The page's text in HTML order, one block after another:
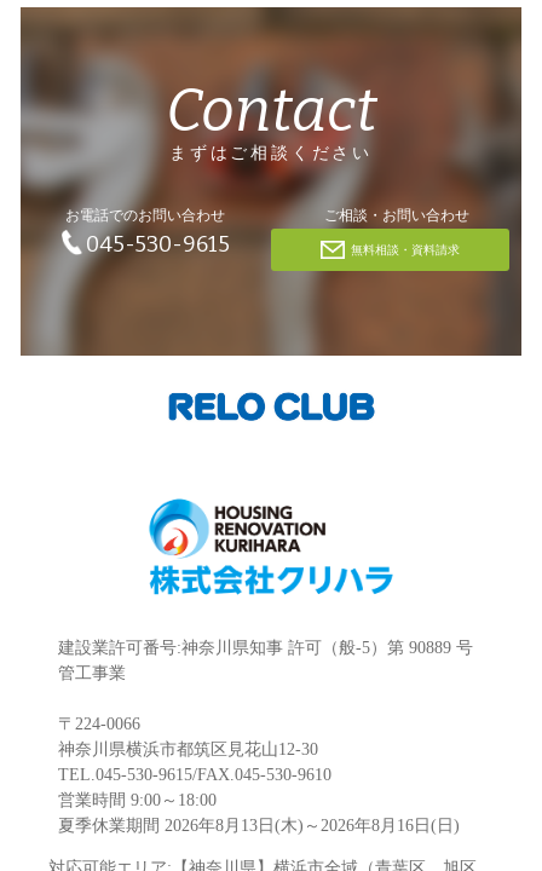
Contact
まずはご相談ください
お電話でのお問い合わせ
045-530-9615
ご相談・お問い合わせ
無料相談・資料請求
建設業許可番号:神奈川県知事 許可（般-5）第 90889 号
管工事業
〒224-0066
神奈川県横浜市都筑区見花山12-30
TEL.045-530-9615/FAX.045-530-9610
営業時間 9:00～18:00
夏季休業期間 2026年8月13日(木)～2026年8月16日(日)